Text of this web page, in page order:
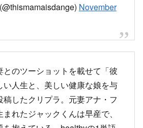
November
とのツーショットを載せて「彼
い人生と、美しい健康な娘を与
稿したクリプラ。元妻アナ・フ
れたジャックくんは早産で、